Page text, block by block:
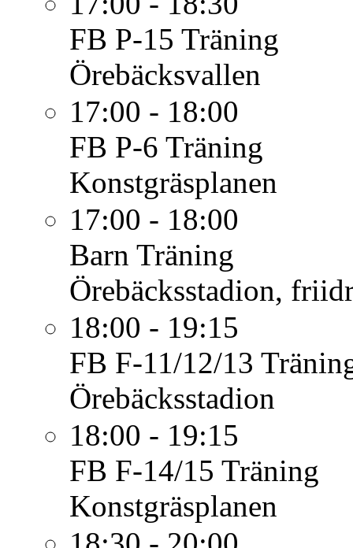
FB P-15 Träning
Örebäcksvallen
17:00 - 18:00
FB P-6 Träning
Konstgräsplanen
17:00 - 18:00
Barn Träning
Örebäcksstadion,
18:00 - 19:15
FB F-11/12/13
Örebäcksstadion
18:00 - 19:15
FB F-14/15 Träning
Konstgräsplanen